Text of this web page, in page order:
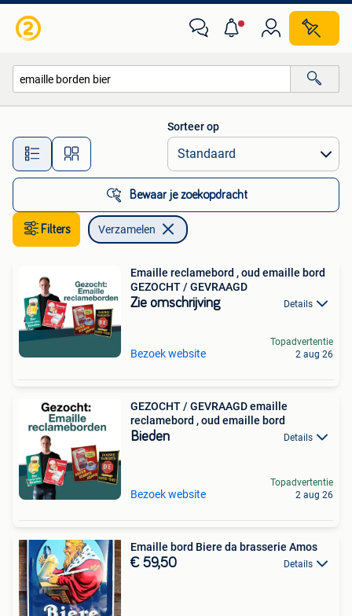
Alle afstanden…
Sorteer op
Bewaar je zoekopdracht
Filters Verzamelen
Emaille reclamebord , oud emaille bord
GEZOCHT / GEVRAAGD
Zie omschrijving Details
Bezoek website
Topadvertentie
2 aug 26
GEZOCHT / GEVRAAGD emaille
reclamebord , oud emaille bord
Bieden Details
Bezoek website
Topadvertentie
2 aug 26
Emaille bord Biere da brasserie Amos
€ 59,50 Details